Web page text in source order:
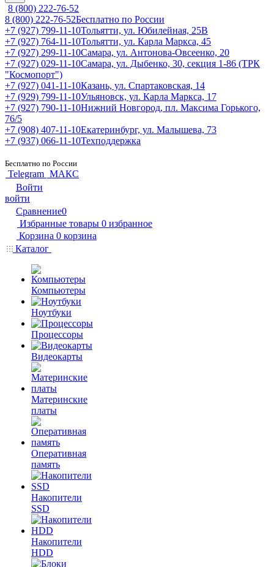
8 (800) 222-76-52
8 (800) 222-76-52Бесплатно по России
+7 (927) 799-11-10Тольятти, ул. Юбилейная, 25В
+7 (927) 764-11-10Тольятти, ул. Карла Маркса, 45
+7 (927) 299-11-10Самара, ул. Антонова-Овсеенко, 20
+7 (927) 029-11-10Самара, ул. Дыбенко, 30, секция 1-86 (ТРК
"Космопорт")
+7 (927) 041-11-10Казань, ул. Спартаковская, 14
+7 (929) 799-11-10Ульяновск, ул. Карла Маркса, 17
+7 (927) 790-11-10Нижний Новгород, пл. Максима Горького,
76/5
+7 (908) 407-11-10Екатеринбург, ул. Малышева, 73
+7 (937) 066-11-10Техподдержка
Бесплатно по России
Telegram МАКС
Войти
войти
Сравнение0
Избранные товары 0 избранное
Корзина 0 корзина
Каталог
Компьютеры
Ноутбуки
Процессоры
Видеокарты
Материнские
платы
Оперативная
память
Накопители
SSD
Накопители
HDD